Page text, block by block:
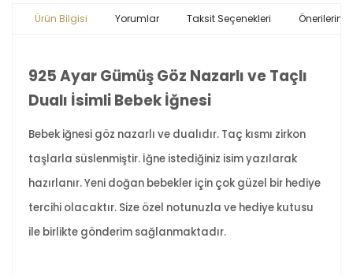
Ürün Bilgisi Yorumlar Taksit Seçenekleri Önerileriniz
925 Ayar Gümüş Göz Nazarlı ve Taçlı
Dualı İsimli Bebek İğnesi
Bebek iğnesi göz nazarlı ve dualıdır. Taç kısmı zirkon
taşlarla süslenmiştir. İğne istediğiniz isim yazılarak
hazırlanır. Yeni doğan bebekler için çok güzel bir hediye
tercihi olacaktır. Size özel notunuzla ve hediye kutusu
ile birlikte gönderim sağlanmaktadır.